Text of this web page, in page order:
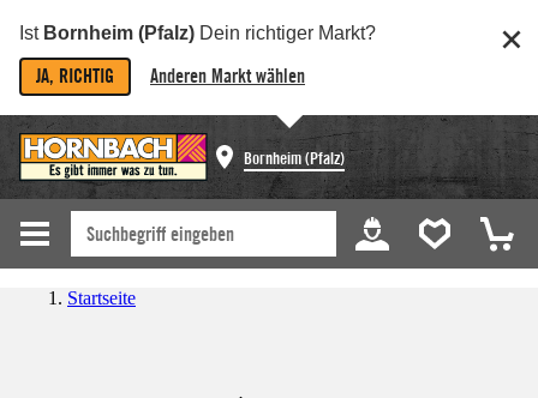
Ist Bornheim (Pfalz) Dein richtiger Markt?
JA, RICHTIG Anderen Markt wählen
Bornheim (Pfalz)
Startseite